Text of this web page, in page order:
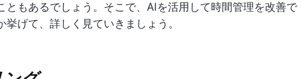
ともあるでしょう。そこで、AIを活用して時間管理を改善で
げて、詳しく見ていきましょう。